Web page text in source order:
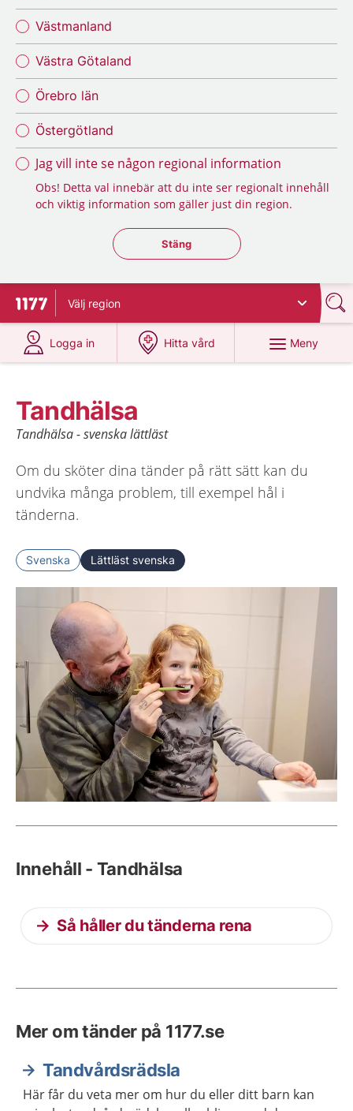
Västmanland
Västra Götaland
Örebro län
Östergötland
Jag vill inte se någon regional information
Obs! Detta val innebär att du inte ser regionalt innehåll
och viktig information som gäller just din region.
Stäng regionsväljaren
Stäng
Till startsidan för 1177
Välj region
Logga in
på 1177.se
Hitta vård
på 1177.se
Meny
Tandhälsa
Tandhälsa - svenska lättläst
Om du sköter dina tänder på rätt sätt kan du
undvika många problem, till exempel hål i
tänderna.
Svenska Lättläst svenska
Innehåll - Tandhälsa
Så håller du tänderna rena
Mer om tänder på 1177.se
Tandvårdsrädsla
Här får du veta mer om hur du eller ditt barn kan